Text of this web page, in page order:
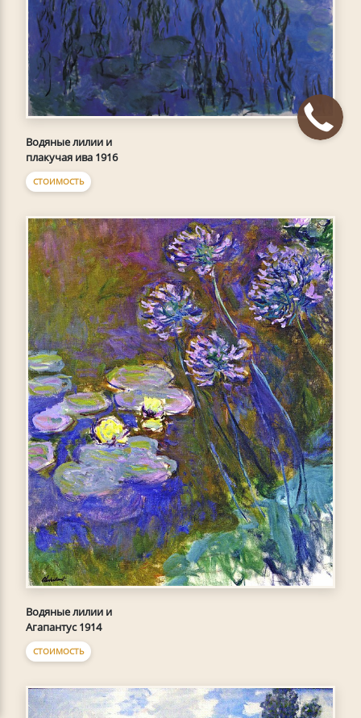
Водяные лилии и
плакучая ива 1916
СТОИМОСТЬ
Водяные лилии и
Агапантус 1914
СТОИМОСТЬ